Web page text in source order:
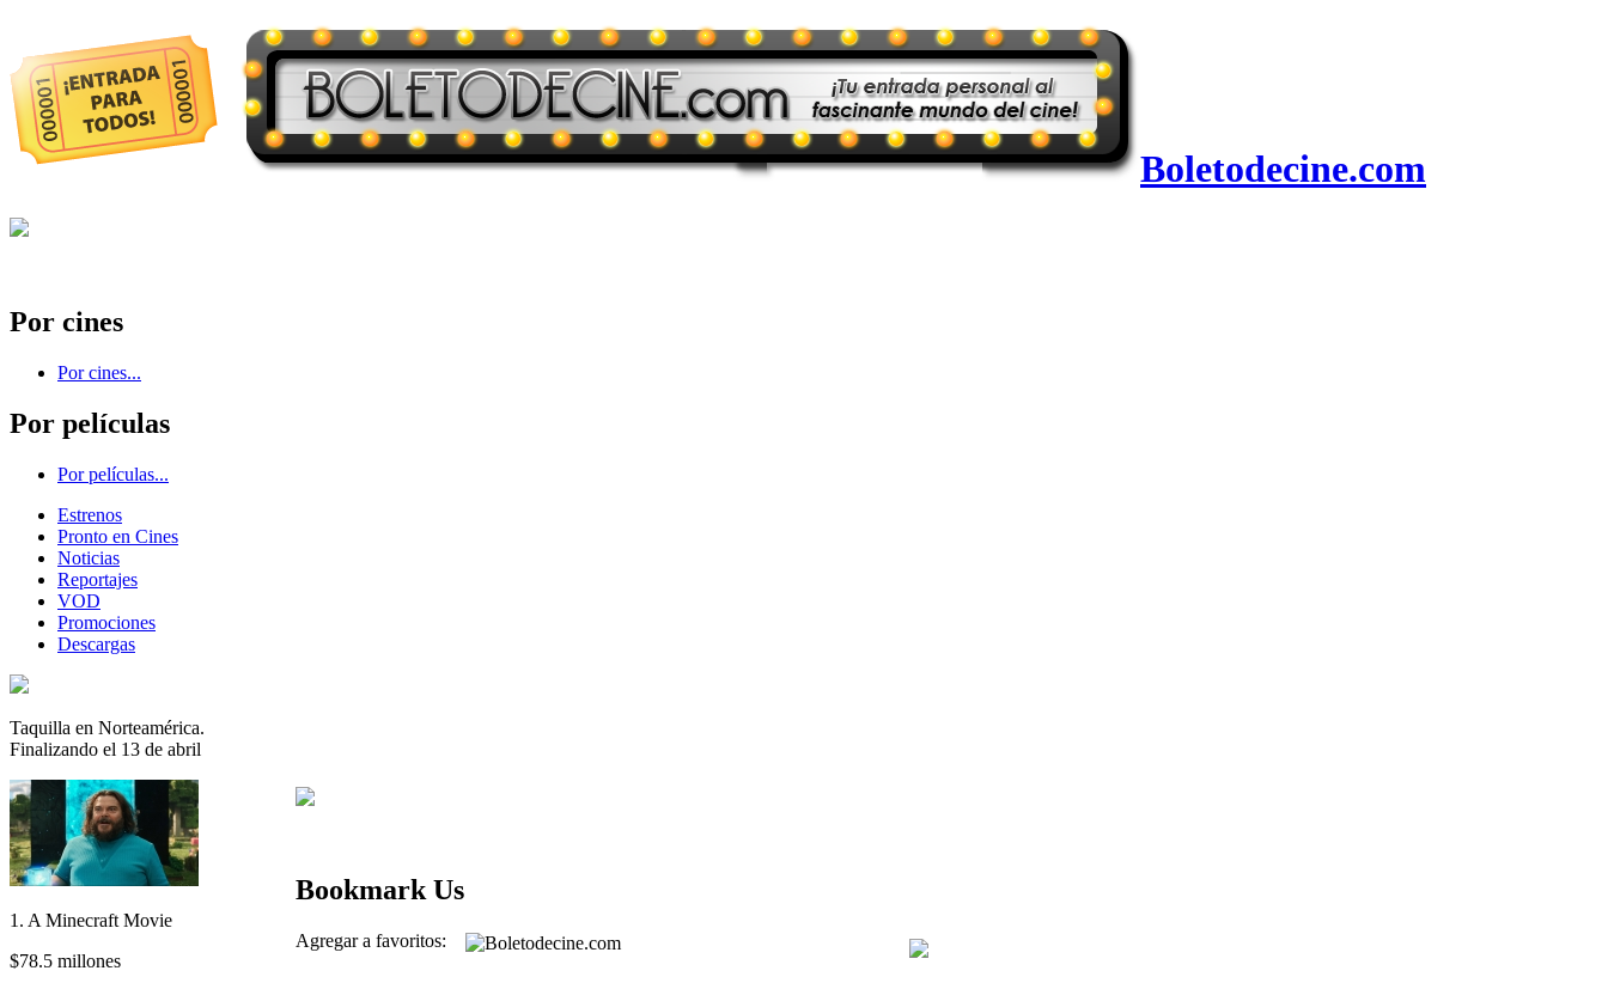
Boletodecine.com
Por cines
Por cines...
Por películas
Por películas...
Estrenos
Pronto en Cines
Noticias
Reportajes
VOD
Promociones
Descargas
Taquilla en Norteamérica.
Finalizando el 13 de abril
1. A Minecraft Movie
$78.5 millones
Bookmark Us
Agregar a favoritos: